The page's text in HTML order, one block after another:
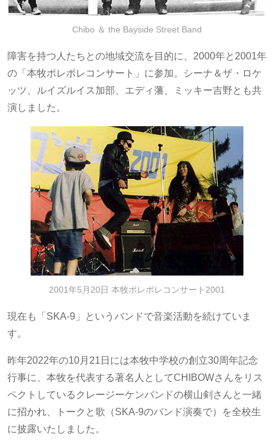
Chibo ＆ the Bayside Street Band
障害を持つ人たちとの地域交流を目的に、2000年と2001年
の「本牧ポレポレコンサート」に参加。シーナ＆ザ・ロケ
ッツ、ルイズルイス加部、エディ藩、ミッキー吉野とも共
演しました。
2001年5月20日 本牧ポレポレコンサート2001
現在も「SKA-9」というバンドで音楽活動を続けていま
す。
昨年2022年の10月21日には本牧中学校の創立30周年記念
行事に、本牧を代表する著名人としてCHIBOWさんをリス
ペクトしているクレージーケンバンドの横山剣さんと一緒
に招かれ、トークと歌（SKA-9のバンド演奏で）を全校生
に披露いたしました。